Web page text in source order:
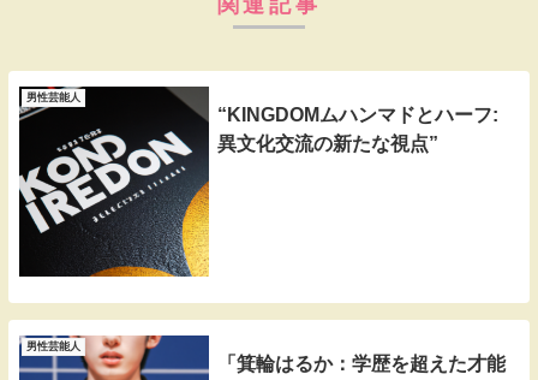
関連記事
男性芸能人
“KINGDOMムハンマドとハーフ:
異文化交流の新たな視点”
男性芸能人
「箕輪はるか：学歴を超えた才能